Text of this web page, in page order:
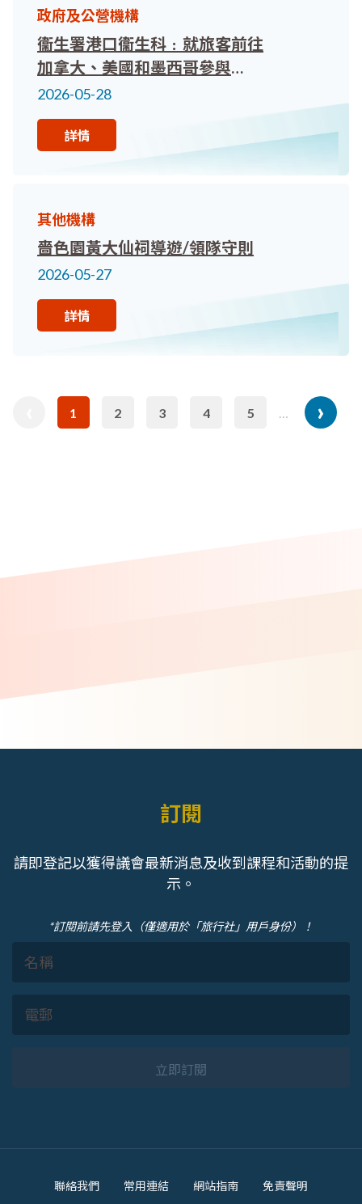
政府及公營機構
衞生署港口衞生科﹕就旅客前往
加拿大、美國和墨西哥參與
2026年國際足總世界盃的健康
建議
2026-05-28
詳情
其他機構
嗇色園黃大仙祠導遊/領隊守則
2026-05-27
詳情
Pagination
目
1
頁
2
頁
3
頁
4
頁
5
下
›
訂閱
請即登記以獲得議會最新消息及收到課程和活動的提
示。
*訂閱前請先登入（僅適用於「旅行社」用戶身份）！
立即訂閱
聯絡我們 常用連結 網站指南 免責聲明